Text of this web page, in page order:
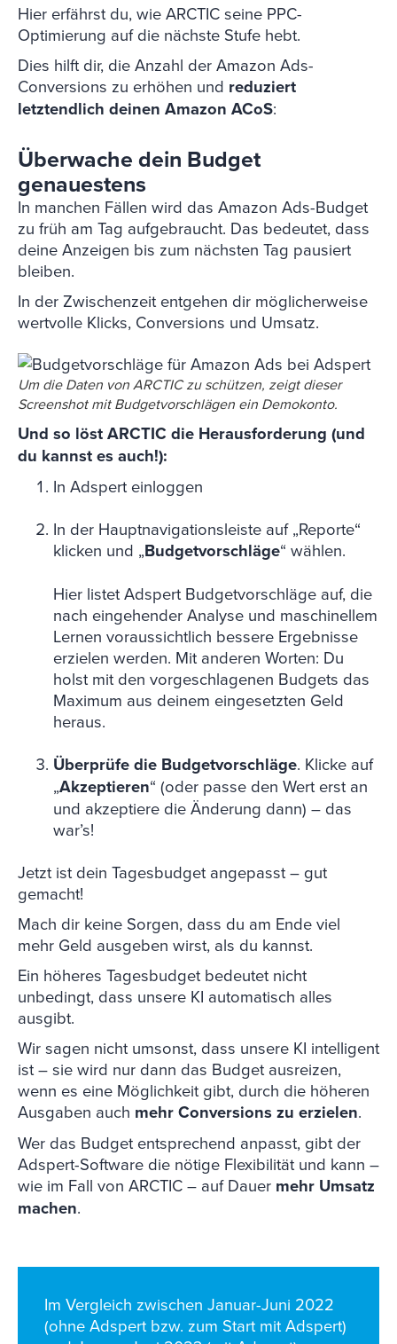
Hier erfährst du, wie ARCTIC seine PPC-
Optimierung auf die nächste Stufe hebt.
Dies hilft dir, die Anzahl der Amazon Ads-
Conversions zu erhöhen und reduziert
letztendlich deinen Amazon ACoS:
Überwache dein Budget
genauestens
In manchen Fällen wird das Amazon Ads-Budget
zu früh am Tag aufgebraucht. Das bedeutet, dass
deine Anzeigen bis zum nächsten Tag pausiert
bleiben.
In der Zwischenzeit entgehen dir möglicherweise
wertvolle Klicks, Conversions und Umsatz.
Um die Daten von ARCTIC zu schützen, zeigt dieser
Screenshot mit Budgetvorschlägen ein Demokonto.
Und so löst ARCTIC die Herausforderung (und
du kannst es auch!):
In Adspert einloggen
In der Hauptnavigationsleiste auf „Reporte“
klicken und „Budgetvorschläge“ wählen.
Hier listet Adspert Budgetvorschläge auf, die
nach eingehender Analyse und maschinellem
Lernen voraussichtlich bessere Ergebnisse
erzielen werden. Mit anderen Worten: Du
holst mit den vorgeschlagenen Budgets das
Maximum aus deinem eingesetzten Geld
heraus.
Überprüfe die Budgetvorschläge. Klicke auf
„Akzeptieren“ (oder passe den Wert erst an
und akzeptiere die Änderung dann) – das
war’s!
Jetzt ist dein Tagesbudget angepasst – gut
gemacht!
Mach dir keine Sorgen, dass du am Ende viel
mehr Geld ausgeben wirst, als du kannst.
Ein höheres Tagesbudget bedeutet nicht
unbedingt, dass unsere KI automatisch alles
ausgibt.
Wir sagen nicht umsonst, dass unsere KI intelligent
ist – sie wird nur dann das Budget ausreizen,
wenn es eine Möglichkeit gibt, durch die höheren
Ausgaben auch mehr Conversions zu erzielen.
Wer das Budget entsprechend anpasst, gibt der
Adspert-Software die nötige Flexibilität und kann –
wie im Fall von ARCTIC – auf Dauer mehr Umsatz
machen.
Im Vergleich zwischen Januar-Juni 2022
(ohne Adspert bzw. zum Start mit Adspert)